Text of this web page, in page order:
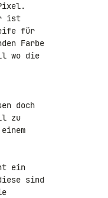
ist
für
Farbe
wo die
doch
zu
ein
sind